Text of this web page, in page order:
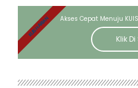
Akses Cepat Menuju
Klik
KUIS HARIAN